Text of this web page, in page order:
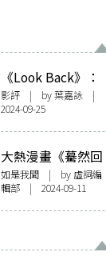
《Look Back》：
「驀然」、「回
首」，「驀然回
首」
影評| by葉嘉詠|
2024-09-25
大熱漫畫《驀然回
首》改編電影 藤本
樹在燈火闌珊處留
下的四道影子 ：只
如是我聞| by 虛詞編
輯部 | 2024-09-11